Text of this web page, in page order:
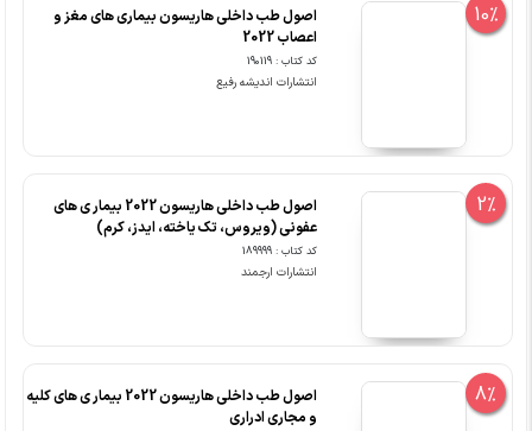
10%
اصول طب داخلی هاریسون بیماری های مغز و
اعصاب 2022
کد کتاب : 190119
انتشارات اندیشه رفیع
2%
اصول طب داخلی هاریسون 2022 بیمار ی های
عفونی (ویروس، تک یاخته، ایدز، کرم)
کد کتاب : 189999
انتشارات ارجمند
8%
اصول طب داخلی هاریسون 2022 بیمار ی های کلیه
و مجاری ادراری